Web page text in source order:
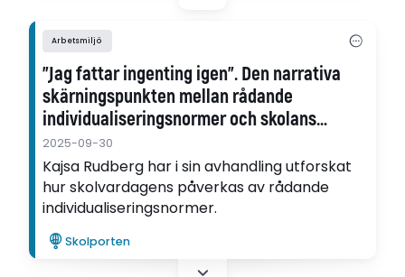
Arbetsmiljö
”Jag fattar ingenting igen”. Den narrativa
skär­nings­punkten mellan rådande
individualise­rings­normer och skolans
centrala uppdrag
2025-09-30
Kajsa Rudberg har i sin avhandling utforskat
hur skolvardagens påverkas av rådande
individualiseringsnormer.
Skolporten